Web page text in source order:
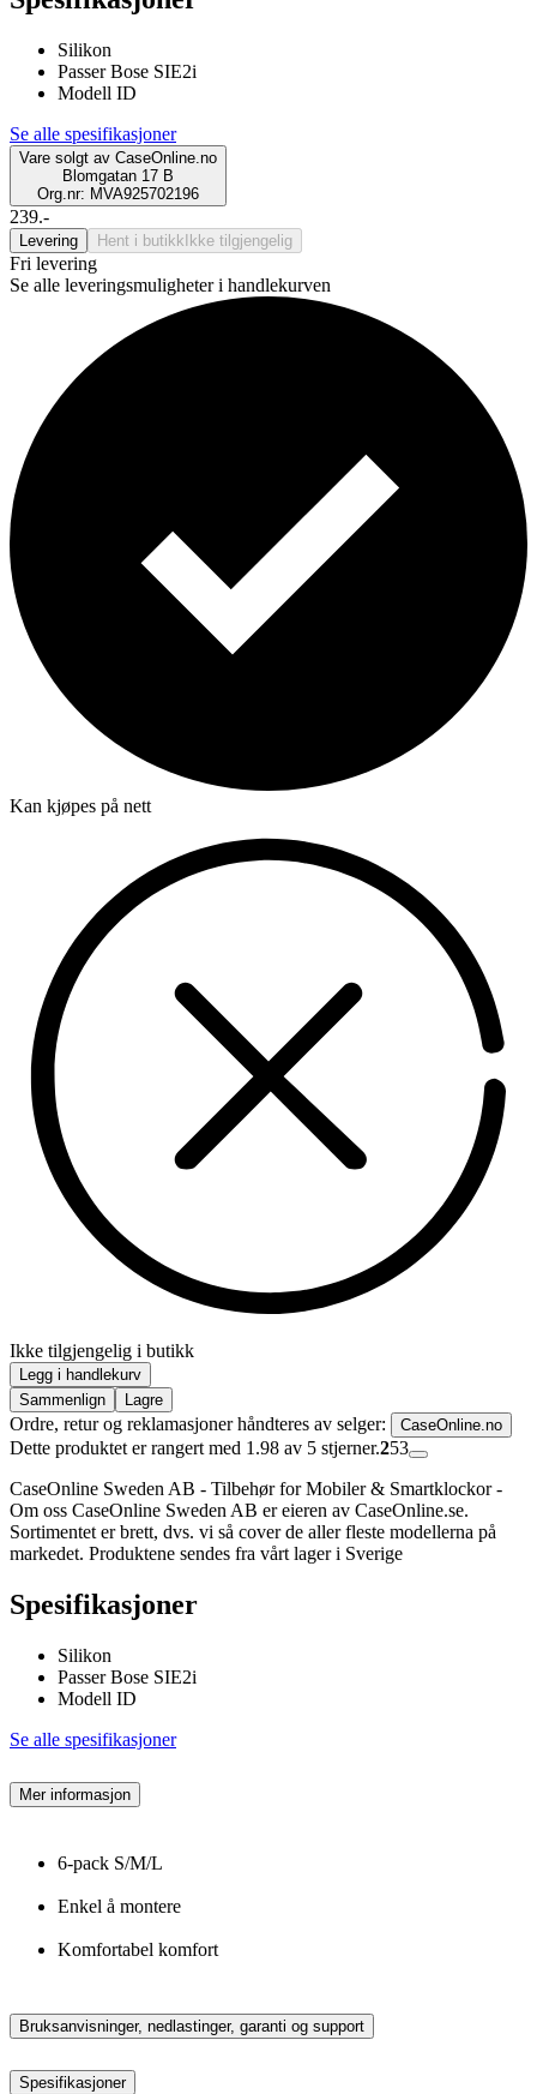
Silikon
Passer Bose SIE2i
Modell ID
Se alle spesifikasjoner
Vare solgt av CaseOnline.no
Blomgatan 17 B
Org.nr: MVA925702196
239.-
Levering Hent i butikk Ikke tilgjengelig
Fri levering
Se alle leveringsmuligheter i handlekurven
Kan kjøpes på nett
Ikke tilgjengelig i butikk
Legg i handlekurv
Sammenlign
Lagre
Ordre, retur og reklamasjoner håndteres av selger: CaseOnline.no
Dette produktet er rangert med 1.98 av 5 stjerner.253
CaseOnline Sweden AB - Tilbehør for Mobiler & Smartklockor -
Om oss CaseOnline Sweden AB er eieren av CaseOnline.se.
Sortimentet er brett, dvs. vi så cover de aller fleste modellerna på
markedet. Produktene sendes fra vårt lager i Sverige
Spesifikasjoner
Silikon
Passer Bose SIE2i
Modell ID
Se alle spesifikasjoner
Mer informasjon
6-pack S/M/L
Enkel å montere
Komfortabel komfort
Bruksanvisninger, nedlastinger, garanti og support
Spesifikasjoner